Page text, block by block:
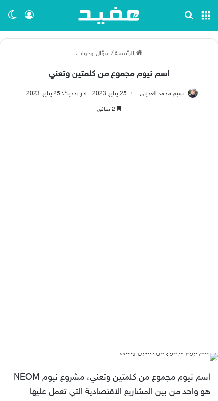
تسجيل القائمة
الرئيسية / سؤال وجواب
اسم نيوم مجموع من كلمتين وتعني
نسيم محمد العديني 25 يناير, 2023 آخر تحديث: 25 يناير, 2023
اسم نيوم مجموع من كلمتين وتعني، مشروع نيوم NEOM
هو واحد من بين المشاريع الاقتصادية التي تعمل عليها